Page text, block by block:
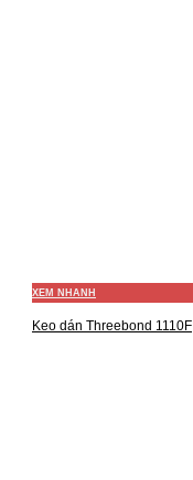
XEM NHANH
Keo dán Threebond 1110F